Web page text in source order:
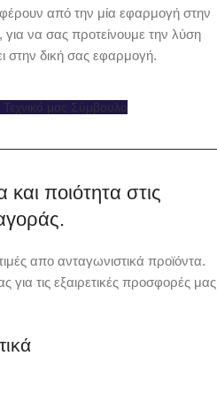
από την μία εφαρμογή στην
να σας προτείνουμε την λύση
στην δική σας εφαρμογή.
Τεχνικό μας Σύμβουλο
και ποιότητα στις
απο ανταγωνιστικά προϊόντα.
για τις εξαιρετικές προσφορές μας